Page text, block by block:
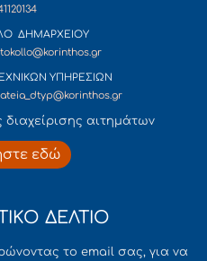
ΔΗΜΑΡΧΕΙΟΥ
ΥΠΗΡΕΣΙΩΝ
αιτημάτων
εδώ
ΔΕΛΤΙΟ
το email σας, για να